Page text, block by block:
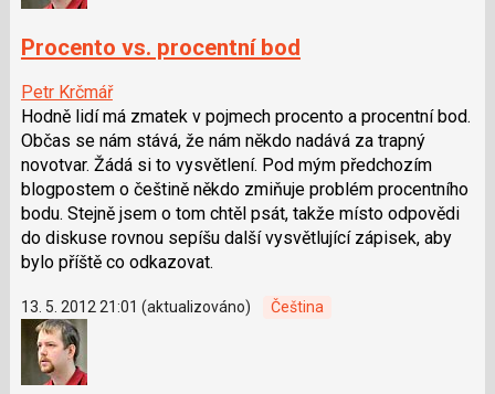
Procento vs. procentní bod
Petr Krčmář
Hodně lidí má zmatek v pojmech procento a procentní bod.
Občas se nám stává, že nám někdo nadává za trapný
novotvar. Žádá si to vysvětlení. Pod mým předchozím
blogpostem o češtině někdo zmiňuje problém procentního
bodu. Stejně jsem o tom chtěl psát, takže místo odpovědi
do diskuse rovnou sepíšu další vysvětlující zápisek, aby
bylo příště co odkazovat.
13. 5. 2012 21:01 (aktualizováno) Čeština